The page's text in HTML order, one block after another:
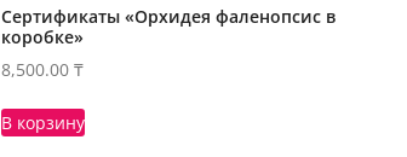
Сертификаты «Орхидея фаленопсис в
коробке»
8,500.00 ₸
В корзину